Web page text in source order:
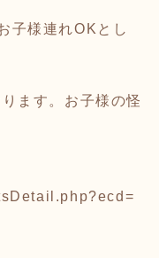
子様連れOKとし
ます。お子様の怪